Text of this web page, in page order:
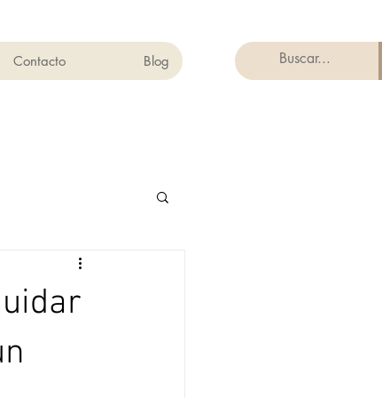
Contacto Blog